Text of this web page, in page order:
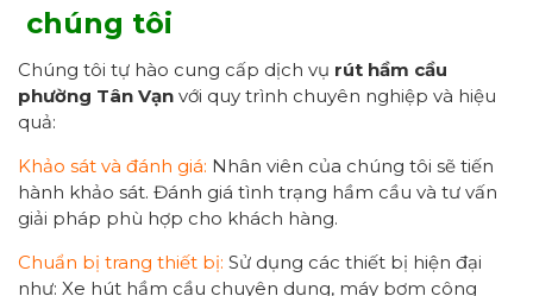
chúng tôi
Chúng tôi tự hào cung cấp dịch vụ rút hầm cầu
phường Tân Vạn với quy trình chuyên nghiệp và hiệu
quả:
Khảo sát và đánh giá: Nhân viên của chúng tôi sẽ tiến
hành khảo sát. Đánh giá tình trạng hầm cầu và tư vấn
giải pháp phù hợp cho khách hàng.
Chuẩn bị trang thiết bị: Sử dụng các thiết bị hiện đại
như: Xe hút hầm cầu chuyên dụng, máy bơm công